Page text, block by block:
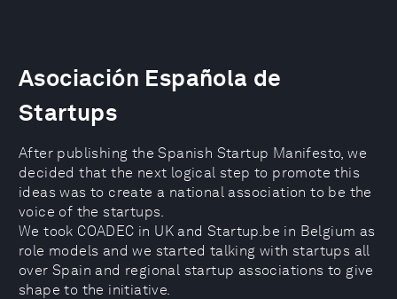
Asociación Española de
Startups
After publishing the Spanish Startup Manifesto, we
decided that the next logical step to promote this
ideas was to create a national association to be the
voice of the startups.
We took COADEC in UK and Startup.be in Belgium as
role models and we started talking with startups all
over Spain and regional startup associations to give
shape to the initiative.